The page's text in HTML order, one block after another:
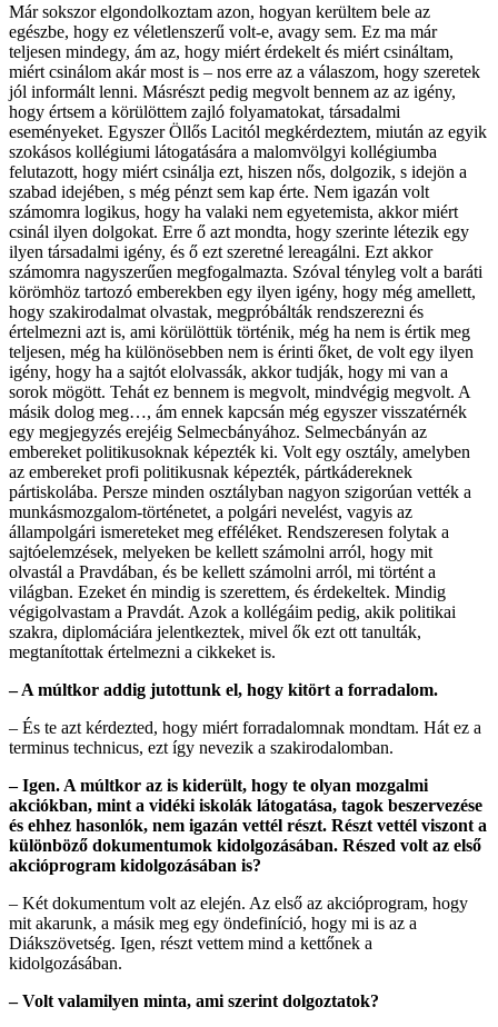
Már sokszor elgondolkoztam azon, hogyan kerültem bele az
egészbe, hogy ez véletlenszerű volt-e, avagy sem. Ez ma már
teljesen mindegy, ám az, hogy miért érdekelt és miért csináltam,
miért csinálom akár most is – nos erre az a válaszom, hogy szeretek
jól informált lenni. Másrészt pedig megvolt bennem az az igény,
hogy értsem a körülöttem zajló folyamatokat, társadalmi
eseményeket. Egyszer Öllős Lacitól megkérdeztem, miután az egyik
szokásos kollégiumi látogatására a malomvölgyi kollégiumba
felutazott, hogy miért csinálja ezt, hiszen nős, dolgozik, s idejön a
szabad idejében, s még pénzt sem kap érte. Nem igazán volt
számomra logikus, hogy ha valaki nem egyetemista, akkor miért
csinál ilyen dolgokat. Erre ő azt mondta, hogy szerinte létezik egy
ilyen társadalmi igény, és ő ezt szeretné lereagálni. Ezt akkor
számomra nagyszerűen megfogalmazta. Szóval tényleg volt a baráti
körömhöz tartozó emberekben egy ilyen igény, hogy még amellett,
hogy szakirodalmat olvastak, megpróbálták rendszerezni és
értelmezni azt is, ami körülöttük történik, még ha nem is értik meg
teljesen, még ha különösebben nem is érinti őket, de volt egy ilyen
igény, hogy ha a sajtót elolvassák, akkor tudják, hogy mi van a
sorok mögött. Tehát ez bennem is megvolt, mindvégig megvolt. A
másik dolog meg…, ám ennek kapcsán még egyszer visszatérnék
egy megjegyzés erejéig Selmecbányához. Selmecbányán az
embereket politikusoknak képezték ki. Volt egy osztály, amelyben
az embereket profi politikusnak képezték, pártkádereknek
pártiskolába. Persze minden osztályban nagyon szigorúan vették a
munkásmozgalom-történetet, a polgári nevelést, vagyis az
állampolgári ismereteket meg efféléket. Rendszeresen folytak a
sajtóelemzések, melyeken be kellett számolni arról, hogy mit
olvastál a Pravdában, és be kellett számolni arról, mi történt a
világban. Ezeket én mindig is szerettem, és érdekeltek. Mindig
végigolvastam a Pravdát. Azok a kollégáim pedig, akik politikai
szakra, diplomáciára jelentkeztek, mivel ők ezt ott tanulták,
megtanítottak értelmezni a cikkeket is.
– A múltkor addig jutottunk el, hogy kitört a forradalom.
– És te azt kérdezted, hogy miért forradalomnak mondtam. Hát ez a
terminus technicus, ezt így nevezik a szakirodalomban.
– Igen. A múltkor az is kiderült, hogy te olyan mozgalmi
akciókban, mint a vidéki iskolák látogatása, tagok beszervezése
és ehhez hasonlók, nem igazán vettél részt. Részt vettél viszont a
különböző dokumentumok kidolgozásában. Részed volt az első
akcióprogram kidolgozásában is?
– Két dokumentum volt az elején. Az első az akcióprogram, hogy
mit akarunk, a másik meg egy öndefiníció, hogy mi is az a
Diákszövetség. Igen, részt vettem mind a kettőnek a
kidolgozásában.
– Volt valamilyen minta, ami szerint dolgoztatok?